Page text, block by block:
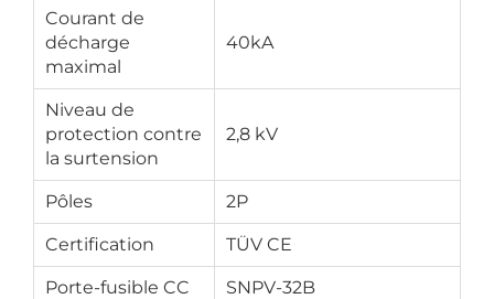
Courant de
décharge
maximal
40kA
Niveau de
protection contre
la surtension
2,8 kV
Pôles 2P
Certification TÜV CE
Porte-fusible CC SNPV-32B